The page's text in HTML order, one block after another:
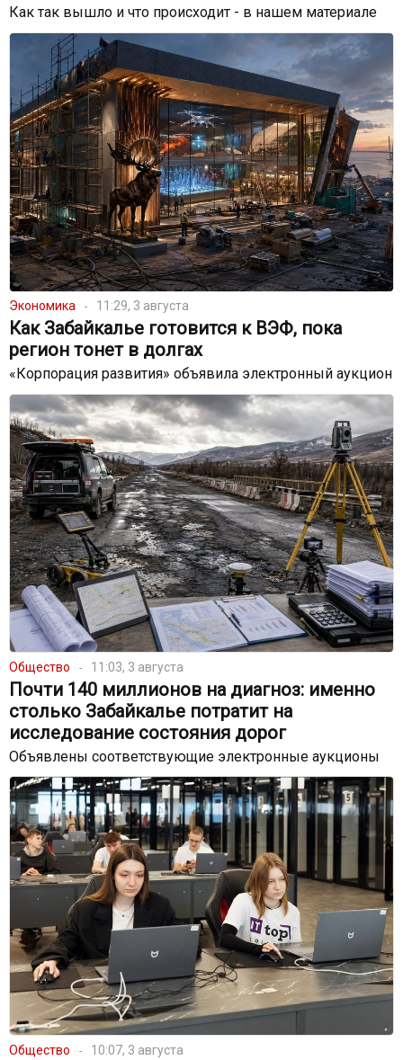
Как так вышло и что происходит - в нашем материале
Экономика 11:29, 3 августа
Как Забайкалье готовится к ВЭФ, пока
регион тонет в долгах
«Корпорация развития» объявила электронный аукцион
Общество 11:03, 3 августа
Почти 140 миллионов на диагноз: именно
столько Забайкалье потратит на
исследование состояния дорог
Объявлены соответствующие электронные аукционы
Общество 10:07, 3 августа